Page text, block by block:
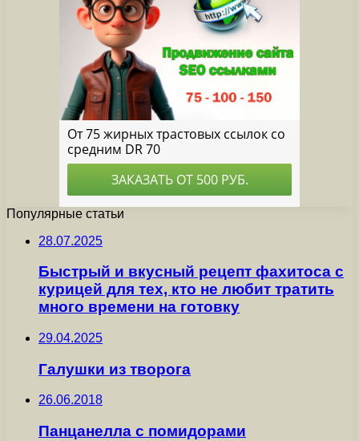
Популярные статьи
28.07.2025
Быстрый и вкусный рецепт фахитоса с
курицей для тех, кто не любит тратить
много времени на готовку
29.04.2025
Галушки из творога
26.06.2018
Панцанелла с помидорами